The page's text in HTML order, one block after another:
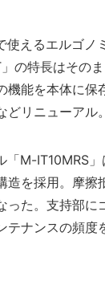
えるエルゴノ
の特長はその
機能を本体に保
どリニューアル。
「M-IT10MRS
造を採用。摩擦
った。支持部に
テナンスの頻度